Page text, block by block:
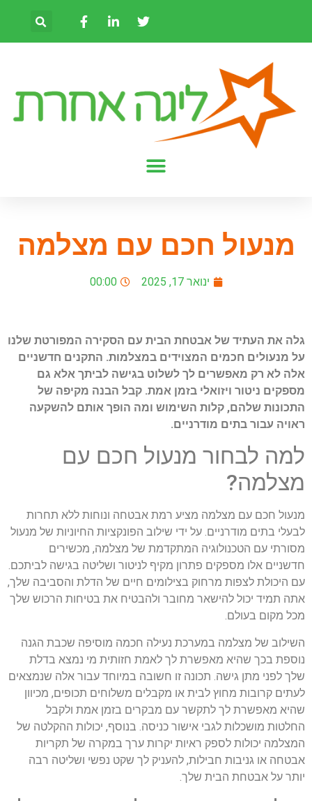
מנעול חכם עם מצלמה
ינואר 17, 2025 00:00
גלה את העתיד של אבטחת הבית עם הסקירה המפורטת שלנו
על מנעולים חכמים המצוידים במצלמות. התקנים חדשניים
אלה לא רק מאפשרים לך לשלוט בגישה לביתך אלא גם
מספקים ניטור ויזואלי בזמן אמת. קבל הבנה מקיפה של
התכונות שלהם, קלות השימוש ומה הופך אותם להשקעה
ראויה עבור בתים מודרניים.
למה לבחור מנעול חכם עם
מצלמה?
מנעול חכם עם מצלמה מציע רמת אבטחה ונוחות ללא תחרות
לבעלי בתים מודרניים. על ידי שילוב הפונקציות החיוניות של מנעול
מסורתי עם הטכנולוגיה המתקדמת של מצלמה, מכשירים
חדשניים אלו מספקים פתרון מקיף לניטור ושליטה בגישה לביתכם.
עם היכולת לצפות מרחוק בצילומים חיים של הדלת והסביבה שלך,
אתה תמיד יכול להישאר מחובר ולהבטיח את בטיחות הרכוש שלך
מכל מקום בעולם.
השילוב של מצלמה במערכת נעילה חכמה מוסיפה שכבת הגנה
נוספת בכך שהיא מאפשרת לך לאמת חזותית מי נמצא בדלת
שלך לפני מתן גישה. תכונה זו חשובה במיוחד עבור אלה שנמצאים
לעתים קרובות מחוץ לבית או מקבלים משלוחים תכופים, מכיוון
שהיא מאפשרת לך לתקשר עם מבקרים בזמן אמת ולקבל
החלטות מושכלות לגבי אישור כניסה. בנוסף, יכולות ההקלטה של
המצלמה יכולות לספק ראיות יקרות ערך במקרה של תקריות
אבטחה או גניבות חבילות, להעניק לך שקט נפשי ושליטה רבה
יותר על אבטחת הבית שלך.